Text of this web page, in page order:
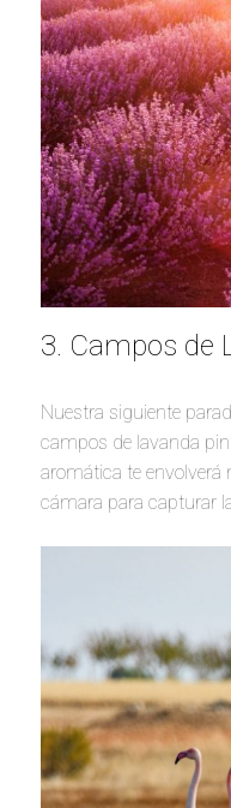
3. Campos de
Nuestra siguiente
campos de lavanda
aromática te
cámara para capturar